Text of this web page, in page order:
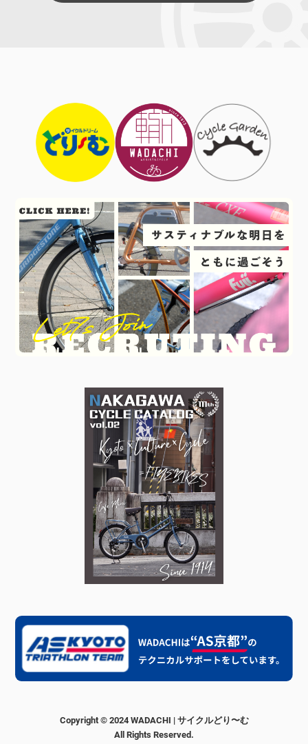
Copyright © 2024 WADACHI | サイクルどり〜む
All Rights Reserved.